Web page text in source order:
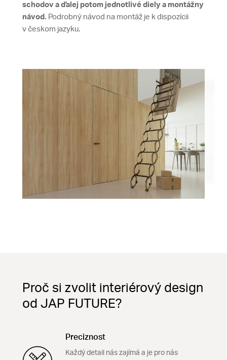
schodov a ďalej potom jednotlivé diely a montážny
návod. Podrobný návod na montáž je k dispozícii
v českom jazyku.
Proč si zvolit interiérový design
od JAP FUTURE?
Preciznost
Každý detail nás zajímá a je pro nás